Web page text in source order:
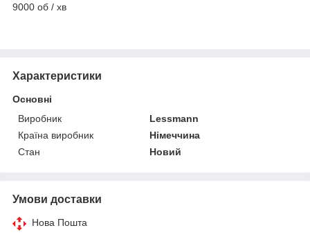
9000 об / хв
Характеристики
Основні
Виробник
Lessmann
Країна виробник
Німеччина
Стан
Новий
Умови доставки
Нова Пошта